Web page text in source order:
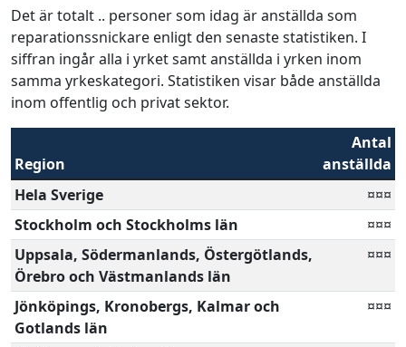
Det är totalt .. personer som idag är anställda som
reparationssnickare enligt den senaste statistiken. I
siffran ingår alla i yrket samt anställda i yrken inom
samma yrkeskategori. Statistiken visar både anställda
inom offentlig och privat sektor.
Region
Antal
anställda
Hela Sverige
¤¤¤
Stockholm och Stockholms län
¤¤¤
Uppsala, Södermanlands, Östergötlands,
Örebro och Västmanlands län
¤¤¤
Jönköpings, Kronobergs, Kalmar och
Gotlands län
¤¤¤